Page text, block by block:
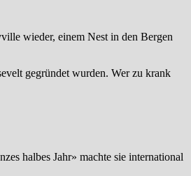
wieder, einem Nest in den Bergen
gegründet wurden. Wer zu krank
halbes Jahr» machte sie international